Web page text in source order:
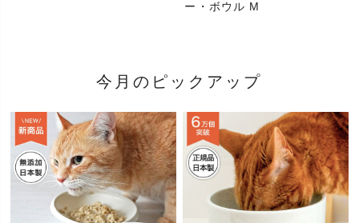
ー・ボウル M
今月のピックアップ